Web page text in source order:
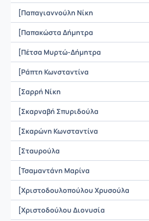
[Παπαγιαννούλη Νίκη
[Παπακώστα Δήμητρα
[Πέτσα Μυρτώ-Δήμητρα
[Ράπτη Κωνσταντίνα
[Σαρρή Νίκη
[Σκαρναβή Σπυριδούλα
[Σκαρώνη Κωνσταντίνα
[Σταυρούλα
[Τσαμαντάνη Μαρίνα
[Χριστοδουλοπούλου Χρυσούλα
[Χριστοδούλου Διονυσία